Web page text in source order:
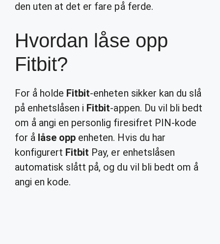
den uten at det er fare på ferde.
Hvordan låse opp
Fitbit?
For å holde Fitbit-enheten sikker kan du slå
på enhetslåsen i Fitbit-appen. Du vil bli bedt
om å angi en personlig firesifret PIN-kode
for å låse opp enheten. Hvis du har
konfigurert Fitbit Pay, er enhetslåsen
automatisk slått på, og du vil bli bedt om å
angi en kode.